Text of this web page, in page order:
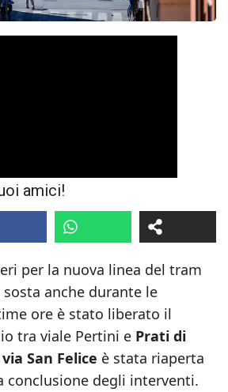
amici!
per la nuova linea del tram
anche durante le
ore è stato liberato il
tra viale Pertini e Prati di
via San Felice è stata riaperta
conclusione degli interventi.